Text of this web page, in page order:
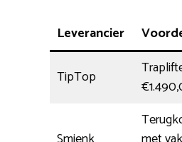
Leverancier
TipTop